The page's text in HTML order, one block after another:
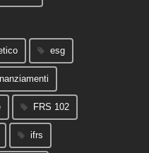
esg
FRS 102
ifrs